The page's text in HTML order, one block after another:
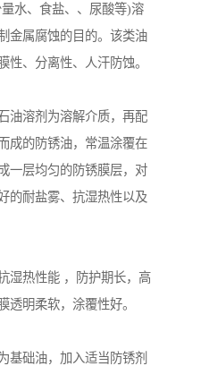
水、食盐、、尿酸等)溶
金属腐蚀的目的。该类油
性、分离性、人汗防蚀。
油溶剂为溶解介质，再配
成的防锈油，常温涂覆在
一层均匀的防锈膜层，对
的耐盐雾、抗湿热性以及
湿热性能 ，防护期长，高
透明柔软，涂覆性好。
基础油，加入适当防锈剂